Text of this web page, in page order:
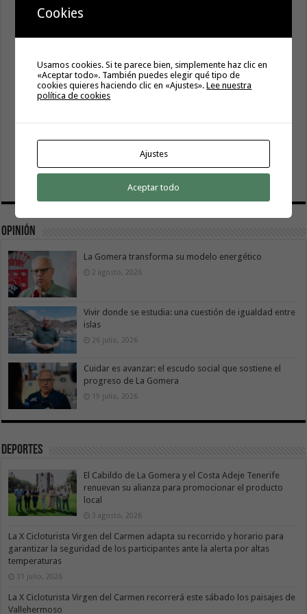
Opinión
La Gomera transforma su modelo energético
2 agosto, 2026
Vivir donde se estudia: una cuestión de igualdad entre
islas
26 julio, 2026
Cuidar es avanzar: el escudo social que sostiene el
progreso de La Gomera
19 julio, 2026
Deportes
El Cabildo de La Gomera y el Costa Adeje Tenerife
renuevan su alianza para promocionar el producto
local
3 agosto, 2026
La X Cicloturista Virgen del Carmen adapta su recorrido y horario para
garantizar la seguridad de los participantes ante la alerta por altas
temperaturas
31 julio, 2026
La X Cicloturista Virgen del Carmen recorrerá este sábado los paisajes de
Vallehermoso
Cookies
Usamos cookies. Si te parece bien, simplemente haz clic en
«Aceptar todo». También puedes elegir qué tipo de
cookies quieres haciendo clic en «Ajustes».Lee nuestra
política de cookies
Ajustes
Aceptar todo